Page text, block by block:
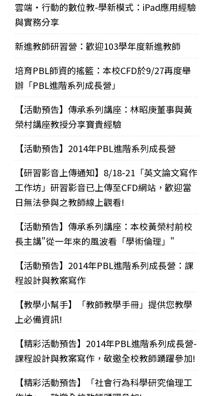
雲端‧行動的數位教-學新模式：iPad應用經驗
與實務分享
新進教師研習營：歡迎103學年度新進教師
培育PBL師資的搖籃：本校CFD於9/27再度舉
辦「PBL進階系列成長營」
【活動預告】傳承系列講座：林昭庚董事與黃
榮村講座教授分享寶貴經驗
【活動預告】2014年PBL進階系列成長營
【研習影音上傳通知】8/18-21「英文論文寫作
工作坊」研習影音已上傳至CFD網站，歡迎當
日無法參與之教師線上觀看!
【活動預告】傳承系列講座：本校黃榮村前校
長主講"從一年來的風波看「學術倫理」"
【活動預告】2014年PBL進階系列成長營：課
程設計與教案寫作
【教學小幫手】「教師教學手冊」提供您教學
上必備資訊!
【精彩活動預告】2014年PBL進階系列成長營-
課程設計與教案寫作，敬邀全校教師踴躍參加!
【精彩活動預告】「社會行為科學研究倫理工